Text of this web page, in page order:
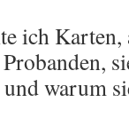
ich Karten,
warum